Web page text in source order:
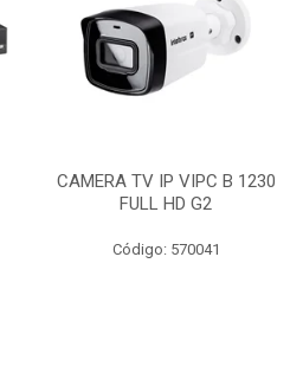
CAMERA TV IP VIPC B 1230
FULL HD G2
Código: 570041